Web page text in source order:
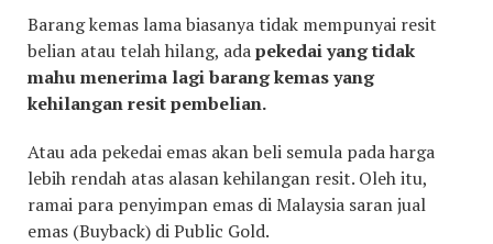
Barang kemas lama biasanya tidak mempunyai resit
belian atau telah hilang, adapekedai yang tidak
mahu menerima lagi barang kemas yang
kehilangan resit pembelian.
Atau ada pekedai emas akan beli semula pada harga
lebih rendah atas alasan kehilangan resit. Oleh itu,
ramai para penyimpan emas di Malaysia saran jual
emas (Buyback) di Public Gold.